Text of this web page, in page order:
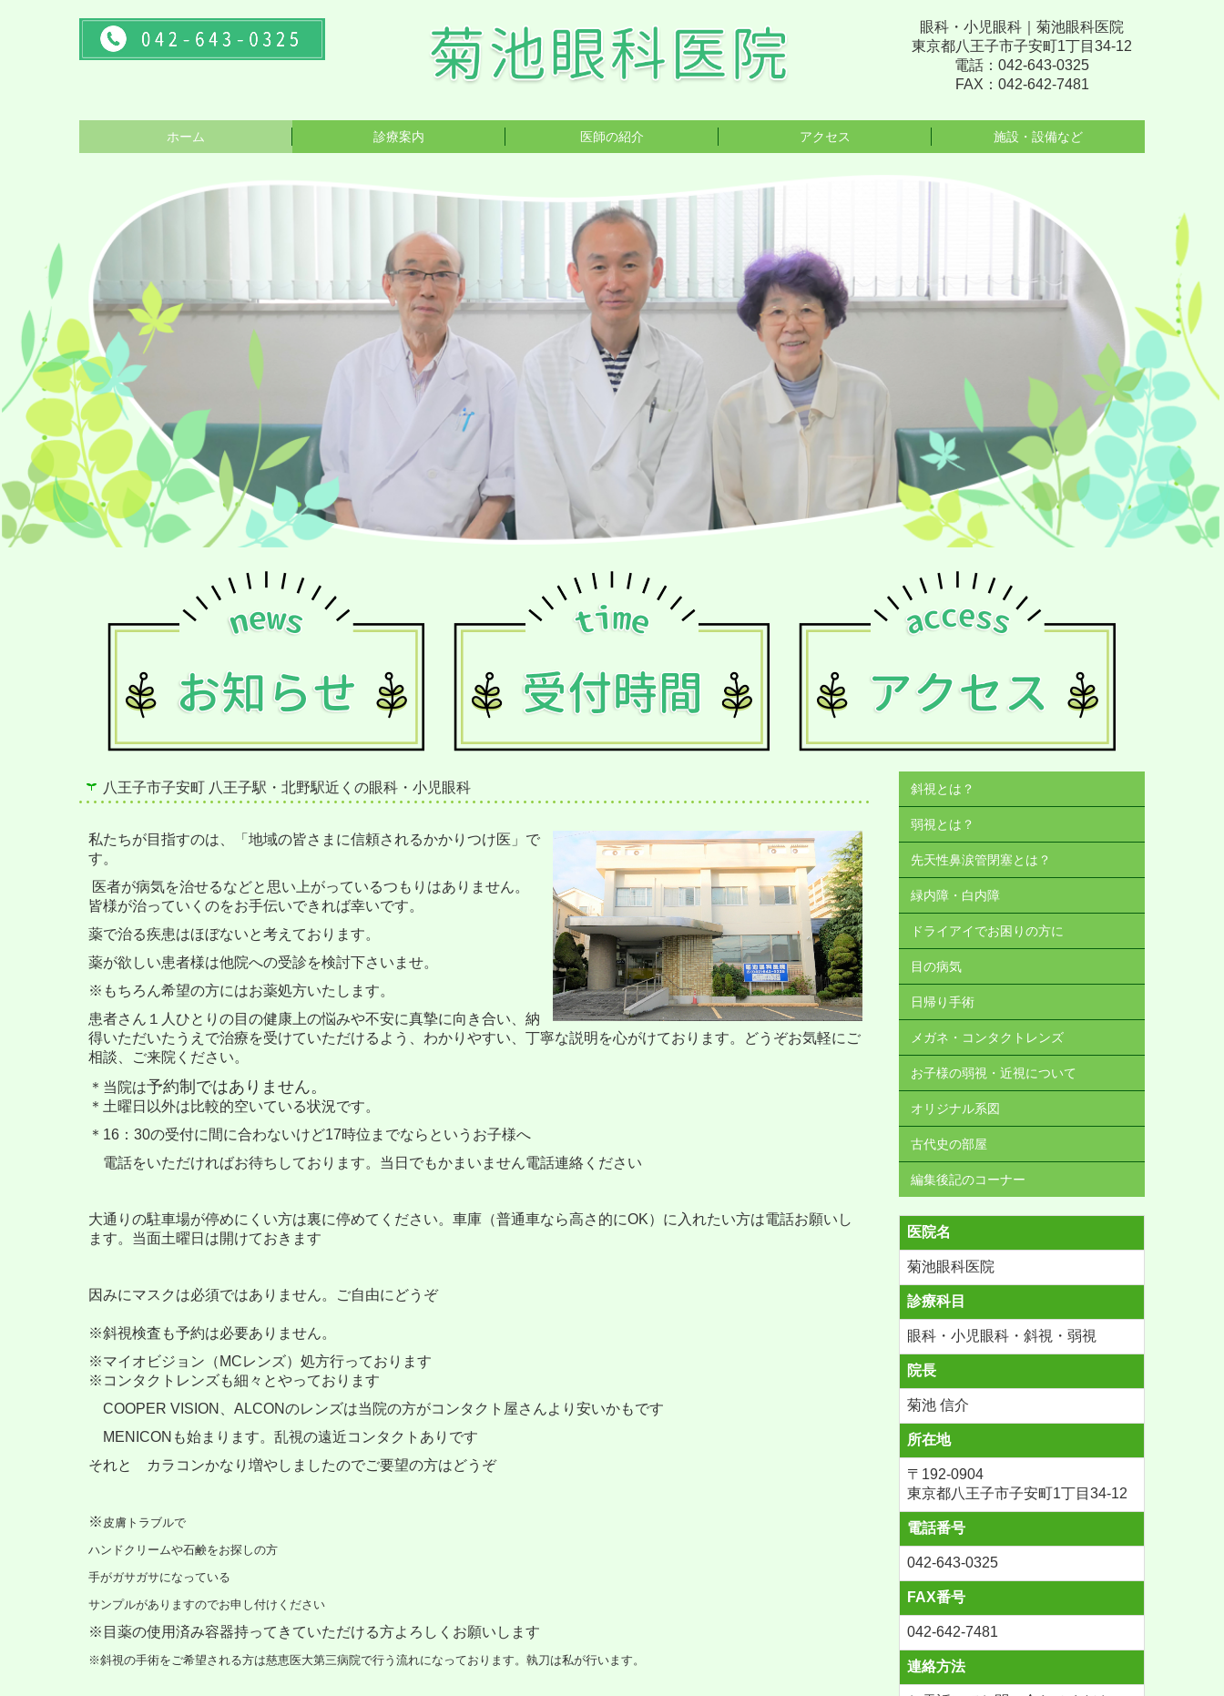
眼科・小児眼科｜ 菊池眼科医院
東京都八王子市子安町1丁目34-12
電話：042-643-0325
FAX：042-642-7481
ホーム 診療案内 医師の紹介 アクセス 施設・設備など
八王子市子安町 八王子駅・北野駅近くの眼科・小児眼科
私たちが目指すのは、「地域の皆さまに信頼されるかかりつけ医」で
す。
医者が病気を治せるなどと思い上がっているつもりはありません。
皆様が治っていくのをお手伝いできれば幸いです。
薬で治る疾患はほぼないと考えております。
薬が欲しい患者様は他院への受診を検討下さいませ。
※もちろん希望の方にはお薬処方いたします。
患者さん１人ひとりの目の健康上の悩みや不安に真摯に向き合い、納
得いただいたうえで治療を受けていただけるよう、わかりやすい、丁寧な説明を心がけております。どうぞお気軽にご
相談、ご来院ください。
＊当院は予約制ではありません。
＊土曜日以外は比較的空いている状況です。
＊ 16：30の受付に間に合わないけど17時位までならというお子様へ
電話をいただければお待ちしております。当日でもかまいません電話連絡ください
大通りの駐車場が停めにくい方は裏に停めてください。車庫（普通車なら高さ的にOK）に入れたい方は電話お願いし
ます。当面土曜日は開けておきます
因みにマスクは必須ではありません。ご自由にどうぞ
※斜視検査も予約は必要ありません。
※マイオビジョン（MCレンズ）処方行っております
※コンタクトレンズも細々とやっております
COOPER VISION、ALCONのレンズは当院の方がコンタクト屋さんより安いかもです
MENICONも始まります。乱視の遠近コンタクトありです
それと カラコンかなり増やしましたのでご要望の方はどうぞ
※ 皮膚トラブルで
ハンドクリームや石鹸をお探しの方
手がガサガサになっている
サンプルがありますのでお申し付けください
※目薬の使用済み容器持ってきていただける方よろしくお願いします
※斜視の手術をご希望される方は慈恵医大第三病院で行う流れになっております。執刀は私が行います。
斜視とは？
弱視とは？
先天性鼻涙管閉塞とは？
緑内障・白内障
ドライアイでお困りの方に
目の病気
日帰り手術
メガネ・コンタクトレンズ
お子様の弱視・近視について
オリジナル系図
古代史の部屋
編集後記のコーナー
医院名
菊池眼科医院
診療科目
眼科・小児眼科・斜視・弱視
院長
菊池 信介
所在地
〒192-0904
東京都八王子市子安町1丁目34-12
電話番号
042-643-0325
FAX番号
042-642-7481
連絡方法